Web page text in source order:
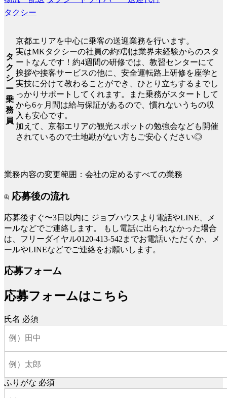
タクシー
タ
ク
シ
ー
乗
務
員
京都エリアを中心に乗客の送迎業務を行います。
実はMKタクシーの社員の約9割は業界未経験からのスタ
ートなんです！約4週間の研修では、教習センターにて
挨拶や接客サービスの他に、安全運転路上研修を座学と
実技に分けて教わることができ、ひとり立ちするまでし
っかりサポートしてくれます。また乗務がスタートして
から6ヶ月間は給与保証があるので、慣れないうちの収
入も安心です。
加えて、京都エリアの観光スポットの勉強会なども開催
されているので土地勘がない方もご安心ください◎
業務内容の変更範囲：会社の定めるすべての業務
応募後の流れ
応募後すぐ〜3日以内に ジョブハウスより電話やLINE、メ
ールなどでご連絡します。
もし電話に出られなかった場合
は、フリーダイヤル0120-413-542までお電話いただくか、メ
ールやLINEなどでご連絡をお願いします。
応募フォーム
応募フォームはこちら
氏名 必須
ふりがな 必須